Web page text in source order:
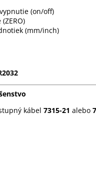
(on/off)
(mm/inch)
kábel 7315-21 alebo